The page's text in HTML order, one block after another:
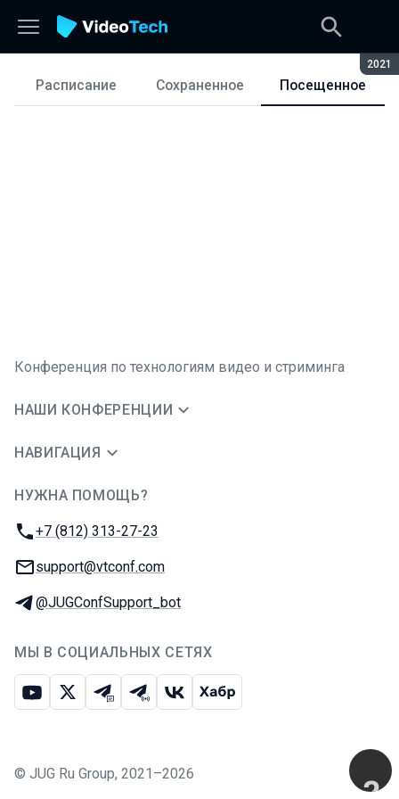
2021
Расписание
Расписание Сохраненное Посещенное
Конференция по технологиям видео и стриминга
НАШИ КОНФЕРЕНЦИИ
НАВИГАЦИЯ
НУЖНА ПОМОЩЬ?
Телефон:
+7 (812) 313-27-23
E-mail:
support@vtconf.com
Телеграм:
@JUGConfSupport_bot
МЫ В СОЦИАЛЬНЫХ СЕТЯХ
ЮтубИкс Телеграм-чат
Телеграм-канал
ВКонтакте
Хабр
© JUG Ru Group, 2021–2026